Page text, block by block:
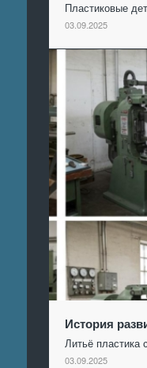
Пластиковые
03.09.2025
История
Литьё пластика
03.09.2025